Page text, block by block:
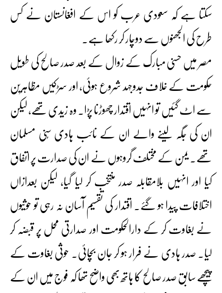
سکتا ہے کہ سعودی عرب کو اس کے افغانستان نے کس
طرح کی الجھنوں سے دوچار کر رکھا ہے۔
مصر میں حسنی مبارک کے زوال کے بعد صدر صالح کی طویل
حکومت کے خلاف جدوجہد شروع ہوئی، اور سڑکیں مظاہرین
سے اٹ گئیں تو انہیں اقتدار چھوڑنا پڑا۔ وہ زیدی تھے، لیکن
ان کی جگہ لینے والے ان کے نائب ہادی سُنی مسلمان
تھے۔ یمن کے مختلف گروہوں نے ان کی صدارت پر اتفاق
کیا اور انہیں بلامقابلہ صدر منتخب کر لیا گیا، لیکن بعدازاں
اختلافات پیدا ہو گئے۔ اقتدار کی تقسیم آسان نہ رہی تو حوثیوں
نے بغاوت کر کے دارالحکومت اور صدارتی محل پر قبضہ کر
لیا۔ صدر ہادی نے فرار ہو کر جان بچائی۔ حوثی بغاوت کے
پیچھے سابق صدر صالح کا ہاتھ بھی واضح تھا کہ فوج میں ان کے